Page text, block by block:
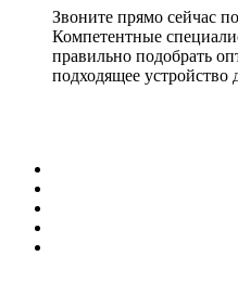
Звоните прямо сейчас
Компетентные
правильно подобрать
подходящее устройство